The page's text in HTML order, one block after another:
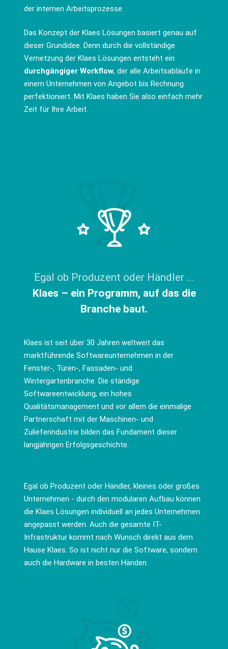
der internen Arbeitsprozesse.
Das Konzept der Klaes Lösungen basiert genau auf
dieser Grundidee. Denn durch die vollständige
Vernetzung der Klaes Lösungen entsteht ein
durchgängiger Workflow, der alle Arbeitsabläufe in
einem Unternehmen von Angebot bis Rechnung
perfektioniert. Mit Klaes haben Sie also einfach mehr
Zeit für Ihre Arbeit.
Egal ob Produzent oder Händler ...
Klaes – ein Programm, auf das die
Branche baut.
Klaes ist seit über 30 Jahren weltweit das
marktführende Softwareunternehmen in der
Fenster-, Türen-, Fassaden- und
Wintergartenbranche. Die ständige
Softwareentwicklung, ein hohes
Qualitätsmanagement und vor allem die einmalige
Partnerschaft mit der Maschinen- und
Zulieferindustrie bilden das Fundament dieser
langjährigen Erfolgsgeschichte.
Egal ob Produzent oder Händler, kleines oder großes
Unternehmen - durch den modularen Aufbau können
die Klaes Lösungen individuell an jedes Unternehmen
angepasst werden. Auch die gesamte IT-
Infrastruktur kommt nach Wunsch direkt aus dem
Hause Klaes. So ist nicht nur die Software, sondern
auch die Hardware in besten Händen.